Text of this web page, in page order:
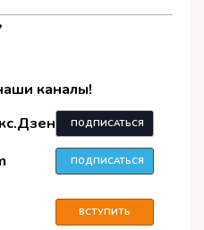
каналы!
ПОДПИСАТЬСЯ
ПОДПИСАТЬСЯ
ВСТУПИТЬ